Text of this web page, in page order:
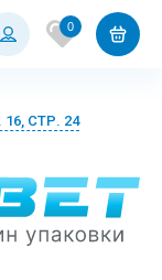
0
СТР. 24